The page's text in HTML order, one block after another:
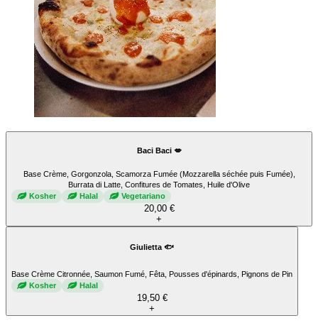
Baci Baci 💋
Base Crème, Gorgonzola, Scamorza Fumée (Mozzarella séchée puis Fumée),
Burrata di Latte, Confitures de Tomates, Huile d'Olive
Kosher
Halal Vegetariano
20,00 €
+
Giulietta 🐟
Base Crème Citronnée, Saumon Fumé, Fêta, Pousses d'épinards, Pignons de Pin
Kosher
Halal
19,50 €
+